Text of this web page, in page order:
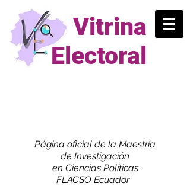
Vitrina
Electoral
Página oficial de la Maestría
de Investigación
en Ciencias Políticas
FLACSO Ecuador